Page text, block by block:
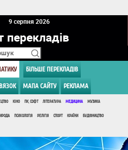
9 серпня 2026
перекладів
БІЛЬШЕ ПЕРЕКЛАДІВ
МАПА САЙТУ РЕКЛАМА
КІНО ПК, СОФТ ЛІТЕРАТУРА МЕДИЦИНА МУЗИКА
ПСИХОЛОГІЯ РЕЛІГІЯ СПОРТ КРАЇНИ БУДІВНИЦТВО